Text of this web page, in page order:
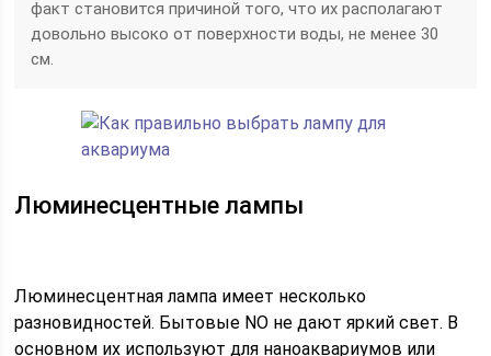
факт становится причиной того, что их располагают
довольно высоко от поверхности воды, не менее 30
см.
Люминесцентные лампы
Люминесцентная лампа имеет несколько
разновидностей. Бытовые NO не дают яркий свет. В
основном их используют для наноаквариумов или